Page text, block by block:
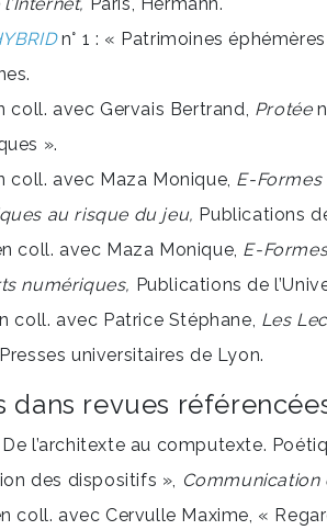
n° 1 : « Patrimoines
coll. avec Gervais Bertrand, Protée
».
coll. avec Maza Monique, E-
au risque du jeu, Publications
coll. avec Maza Monique, E-
numériques, Publications de
coll. avec Patrice Stéphane, Les
Presses universitaires de Lyon.
dans revues
l’architexte au computexte.
des dispositifs », Communication
coll. avec Cervulle Maxime, «